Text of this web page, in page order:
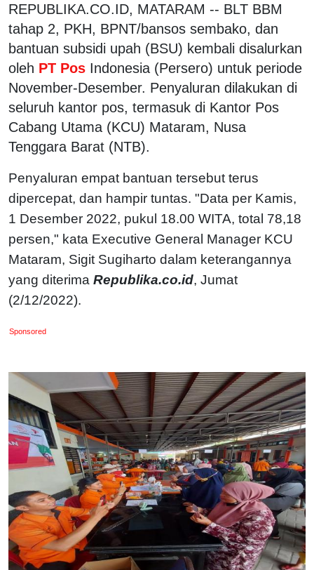
REPUBLIKA.CO.ID, MATARAM -- BLT BBM
tahap 2, PKH, BPNT/bansos sembako, dan
bantuan subsidi upah (BSU) kembali disalurkan
oleh PT Pos Indonesia (Persero) untuk periode
November-Desember. Penyaluran dilakukan di
seluruh kantor pos, termasuk di Kantor Pos
Cabang Utama (KCU) Mataram, Nusa
Tenggara Barat (NTB).
Penyaluran empat bantuan tersebut terus
dipercepat, dan hampir tuntas. "Data per Kamis,
1 Desember 2022, pukul 18.00 WITA, total 78,18
persen," kata Executive General Manager KCU
Mataram, Sigit Sugiharto dalam keterangannya
yang diterima Republika.co.id, Jumat
(2/12/2022).
Sponsored